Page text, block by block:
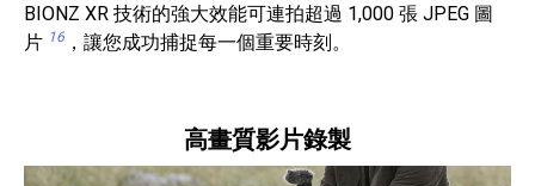
BIONZ XR 技術的強大效能可連拍超過 1,000 張 JPEG 圖
片 16 ，讓您成功捕捉每一個重要時刻。
高畫質影片錄製